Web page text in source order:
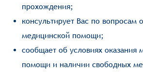
прохождения;
консультирует Вас по вопросам
медицинской помощи;
сообщает об условиях оказания
помощи и наличии свободных